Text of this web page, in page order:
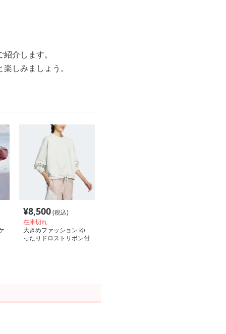
介します。
しみましょう。
¥8,500(税込)
在庫切れ
大きめファッション ゆ
ったりドロストリボン付